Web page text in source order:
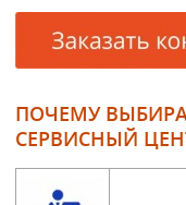
ПОЧЕМУ
СЕРВИСНЫЙ